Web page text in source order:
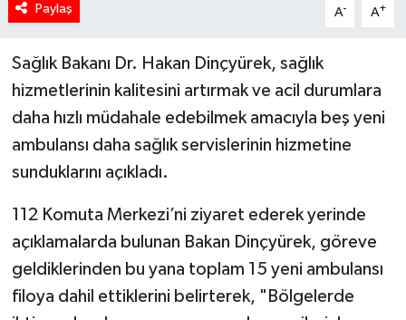
Paylaş A- A+
Sağlık Bakanı Dr. Hakan Dinçyürek, sağlık
hizmetlerinin kalitesini artırmak ve acil durumlara
daha hızlı müdahale edebilmek amacıyla beş yeni
ambulansı daha sağlık servislerinin hizmetine
sunduklarını açıkladı.
112 Komuta Merkezi’ni ziyaret ederek yerinde
açıklamalarda bulunan Bakan Dinçyürek, göreve
geldiklerinden bu yana toplam 15 yeni ambulansı
filoya dahil ettiklerini belirterek, "Bölgelerde